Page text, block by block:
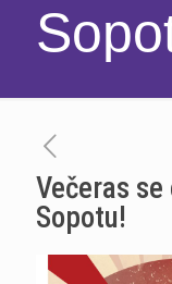
Večeras se
Sopotu!